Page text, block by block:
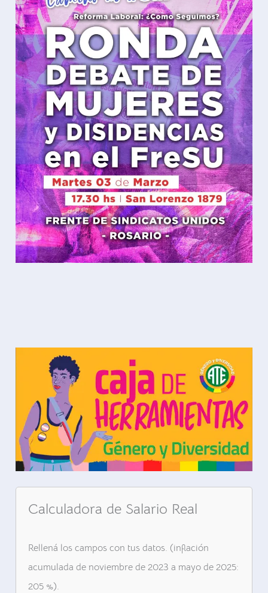
Calculadora de Salario Real
Rellená los campos con tus datos. (inflación
acumulada de noviembre de 2023 a mayo de 2025:
205 %).